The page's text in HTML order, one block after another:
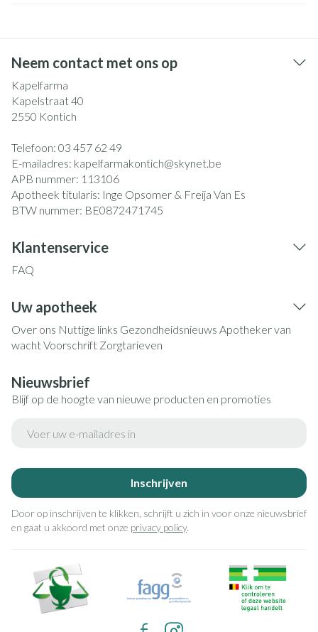
Neem contact met ons op
Kapelfarma
Kapelstraat 40
2550 Kontich
Telefoon: 03 457 62 49
E-mailadres: kapelfarmakontich@skynet.be
APB nummer: 113106
Apotheek titularis: Inge Opsomer & Freija Van Es
BTW nummer: BE0872471745
Klantenservice
FAQ
Uw apotheek
Over ons Nuttige links Gezondheidsnieuws Apotheker van
wachtVoorschrift Zorgtarieven
Nieuwsbrief
Blijf op de hoogte van nieuwe producten en promoties
Inschrijven
Door op inschrijven te klikken, schrijft u zich in voor onze nieuwsbrief
en gaat u akkoord met onze privacy policy.